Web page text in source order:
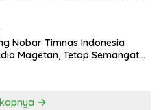
Nobar Timnas Indonesia
Magetan, Tetap Semangat